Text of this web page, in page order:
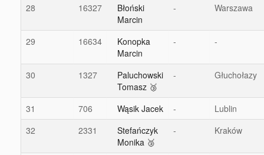
28 16327
Błoński
Marcin
- Warszawa
29 16634
Konopka
Marcin
- -
30 1327
Paluchowski
Tomasz 🥉
- Głuchołazy
31 706 Wąsik Jacek -
Lublin
32
2331
Stefańczyk
Monika 🥉
- Kraków